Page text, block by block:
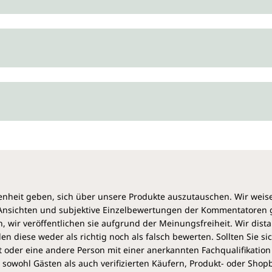
geben, sich über unsere Produkte auszutauschen. Wir
und subjektive Einzelbewertungen der Kommentatoren
wir veröffentlichen sie aufgrund der Meinungsfreiheit. Wir
diese weder als richtig noch als falsch bewerten. Sollten Sie
eine andere Person mit einer anerkannten
Gästen als auch verifizierten Käufern, Produkt- oder